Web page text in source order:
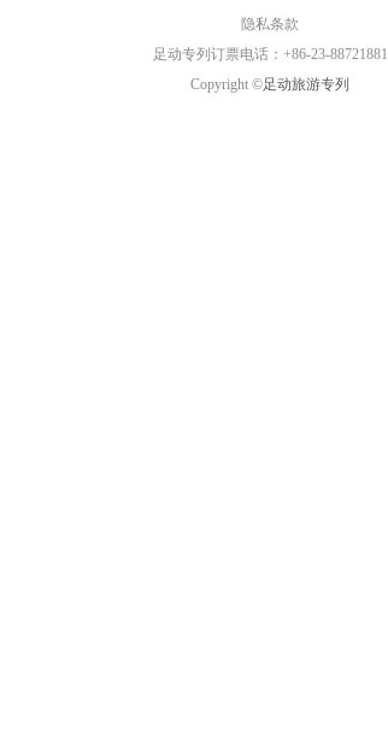
隐私条款
足动专列订票电话：+86-23-88721881
Copyright ©足动旅游专列